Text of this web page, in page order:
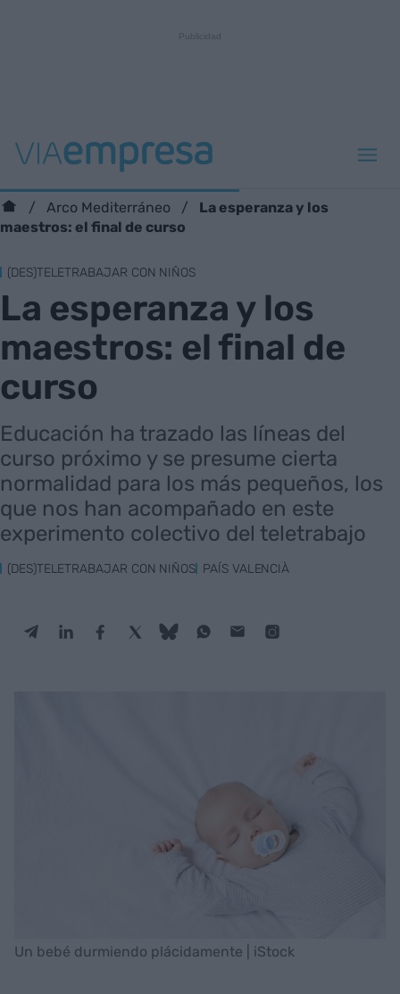
Arco Mediterráneo
La esperanza y los
maestros: el final de curso
(DES)TELETRABAJAR CON NIÑOS
La esperanza y los
maestros: el final de
curso
Educación ha trazado las líneas del
curso próximo y se presume cierta
normalidad para los más pequeños, los
que nos han acompañado en este
experimento colectivo del teletrabajo
(DES)TELETRABAJAR CON NIÑOS PAÍS VALENCIÀ
Un bebé durmiendo plácidamente | iStock